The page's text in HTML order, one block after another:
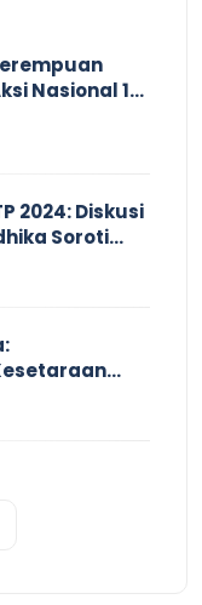
Nasional 16
dan Bebas
2024: Diskusi
Soroti
bagi